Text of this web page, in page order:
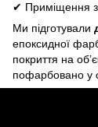
✔ Приміщення з
Ми підготували
епоксидної
покриття на
пофарбовано у